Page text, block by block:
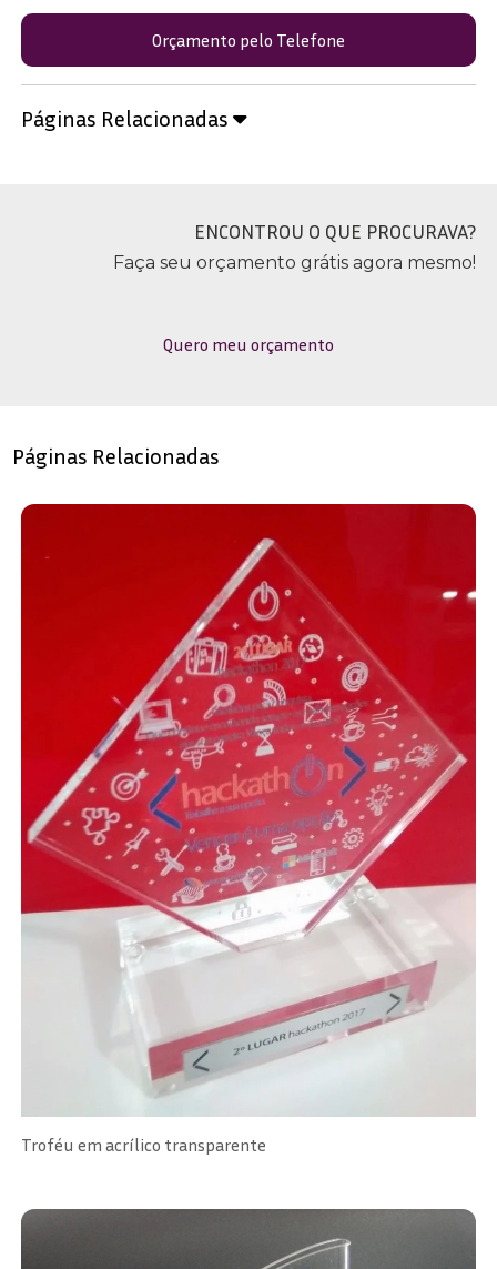
Orçamento pelo Telefone
Páginas Relacionadas
ENCONTROU O QUE PROCURAVA?
Faça seu orçamento grátis agora mesmo!
Quero meu orçamento
Páginas Relacionadas
Troféu em acrílico transparente